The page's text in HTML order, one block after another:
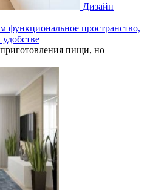
Дизайн
функциональное пространство,
пищи, но